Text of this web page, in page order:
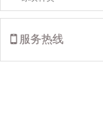
服务热线